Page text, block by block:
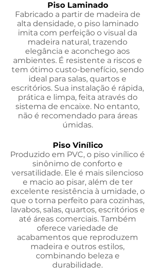
Piso Laminado
Fabricado a partir de madeira de
alta densidade, o piso laminado
imita com perfeição o visual da
madeira natural, trazendo
elegância e aconchego aos
ambientes. É resistente a riscos e
tem ótimo custo-benefício, sendo
ideal para salas, quartos e
escritórios. Sua instalação é rápida,
prática e limpa, feita através do
sistema de encaixe. No entanto,
não é recomendado para áreas
úmidas.
Piso Vinílico
Produzido em PVC, o piso vinílico é
sinônimo de conforto e
versatilidade. Ele é mais silencioso
e macio ao pisar, além de ter
excelente resistência à umidade, o
que o torna perfeito para cozinhas,
lavabos, salas, quartos, escritórios e
até áreas comerciais. Também
oferece variedade de
acabamentos que reproduzem
madeira e outros estilos,
combinando beleza e
durabilidade.